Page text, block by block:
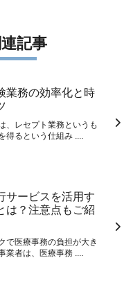
記事
業務の効率化と時
、レセプト業務というも
得るという仕組み ....
サービスを活用す
は？注意点もご紹
で医療事務の負担が大き
業者は、医療事務 ....